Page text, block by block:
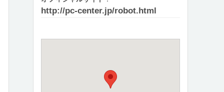
http://pc-center.jp/robot.html